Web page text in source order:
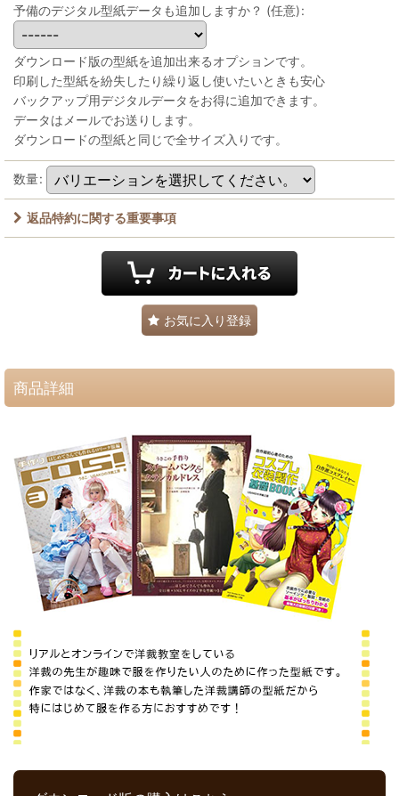
予備のデジタル型紙データも追加しますか？ (任意):
ダウンロード版の型紙を追加出来るオプションです。
印刷した型紙を紛失したり繰り返し使いたいときも安心
バックアップ用デジタルデータをお得に追加できます。
データはメールでお送りします。
ダウンロードの型紙と同じで全サイズ入りです。
数量:
返品特約に関する重要事項
お気に入り登録
商品詳細